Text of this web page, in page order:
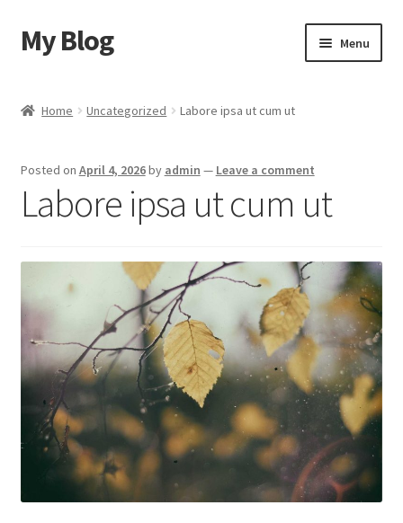
Skip
to
Skip
to
My Blog Menu
Checkout
Home Uncategorized Labore ipsa ut cum ut
Posted on April 4, 2026by admin — Leave a comment
Labore ipsa ut cum ut